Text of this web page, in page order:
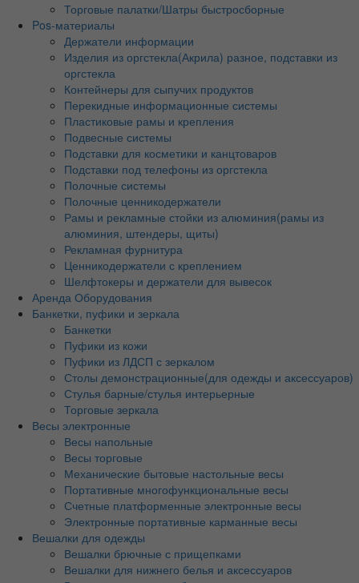
Торговые палатки/Шатры быстросборные
Pos-материалы
Держатели информации
Изделия из оргстекла(Акрила) разное, подставки из
оргстекла
Контейнеры для сыпучих продуктов
Перекидные информационные системы
Пластиковые рамы и крепления
Подвесные системы
Подставки для косметики и канцтоваров
Подставки под телефоны из оргстекла
Полочные системы
Полочные ценникодержатели
Рамы и рекламные стойки из алюминия(рамы из
алюминия, штендеры, щиты)
Рекламная фурнитура
Ценникодержатели с креплением
Шелфтокеры и держатели для вывесок
Аренда Оборудования
Банкетки, пуфики и зеркала
Банкетки
Пуфики из кожи
Пуфики из ЛДСП с зеркалом
Столы демонстрационные(для одежды и аксессуаров)
Стулья барные/стулья интерьерные
Торговые зеркала
Весы электронные
Весы напольные
Весы торговые
Механические бытовые настольные весы
Портативные многофункциональные весы
Счетные платформенные электронные весы
Электронные портативные карманные весы
Вешалки для одежды
Вешалки брючные с прищепками
Вешалки для нижнего белья и аксессуаров